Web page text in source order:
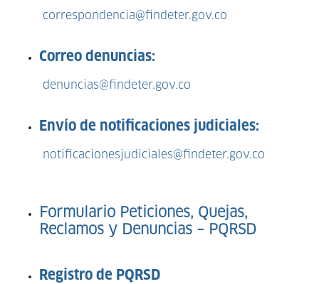
correspondencia@findeter.gov.co
Correo denuncias:
denuncias@findeter.gov.co
Envío de notificaciones judiciales:
notificacionesjudiciales@findeter.gov.co
Formulario Peticiones, Quejas,
Reclamos y Denuncias – PQRSD
Registro de PQRSD